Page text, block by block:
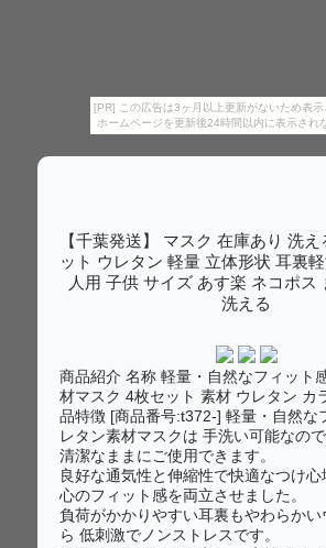
[PR] この広告は3ヶ月以上更新がないため表示
ホームページを更新後24時間以内に表示され
【千葉発送】 マスク 在庫あり 洗
ット ウレタン 軽量 立体形状 耳裏
人用 子供 サイズ あす楽 ネコポス
洗える
商品紹介 名称 軽量・自然なフィット
材マスク 4枚セット 素材 ウレタン カ
品特徴 [商品番号:t372-] 軽量・自然な
レタン素材マスクは 手洗い可能なの
清潔なままにご使用できます。
良好な通気性と伸縮性で快適なつけ
心のフィット感を両立させました。
負荷がかかりやすい耳裏もやわらか
ら 低刺激でノンストレスです。